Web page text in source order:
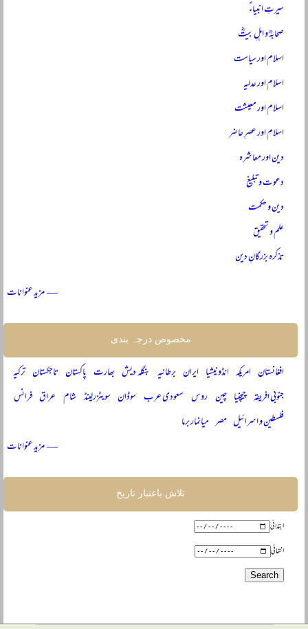
سیرتِ انبیاءؑ
صحابہؓ و اہلِ بیتؓ
اسلام اور سیاست
اسلام اور عدلیہ
اسلام اور معیشت
اسلام اور عصرِ حاضر
دین اور معاشرہ
دعوت و تبلیغ
دین و حکمت
علم و تحقیق
تذکرہ بزرگانِ دین
— مزید عنوانات
مخصوص درجہ بندی
افغانستان امریکہ انڈونیشیا ایران برطانیہ بنگلہ دیش بھارت پاکستان تاجکستان ترکیہ
جنوبی افریقہ چیچنیا چین روس سعودی عرب سوڈان سویٹزرلینڈ شام عراق فرانس
فلسطین و اسرائیل مصر میانمار برما
— مزید عنوانات
تلاش باعتبار تاریخ
ابتدائی
انتہائی